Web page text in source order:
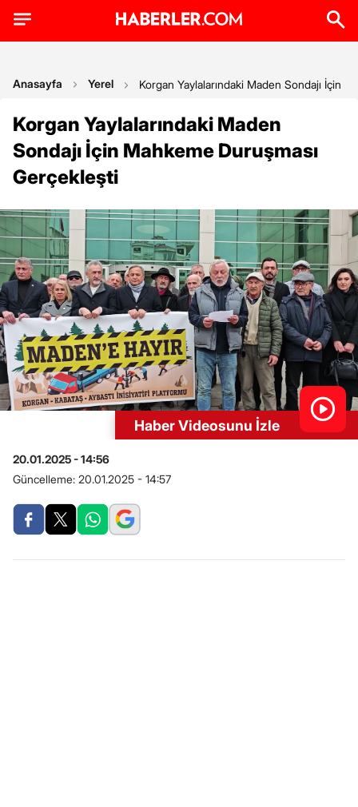
Anasayfa Yerel Korgan Yaylalarındaki Maden Sondajı İçin
Korgan Yaylalarındaki Maden
Sondajı İçin Mahkeme Duruşması
Gerçekleşti
Haber Videosunu İzle
20.01.2025 - 14:56
Güncelleme: 20.01.2025 - 14:57